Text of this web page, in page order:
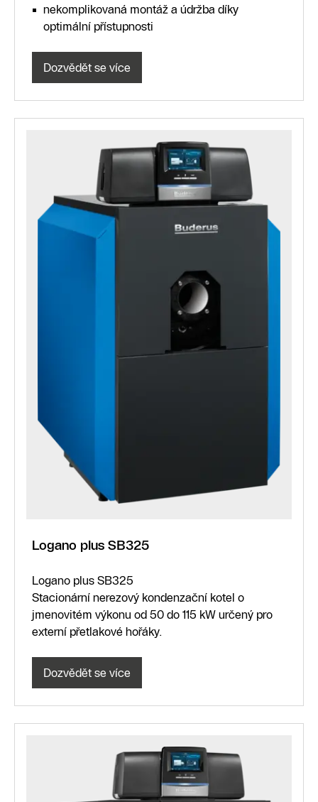
nekomplikovaná montáž a údržba díky
optimální přístupnosti
Dozvědět se více
Logano plus SB325
Logano plus SB325
Stacionární nerezový kondenzační kotel o
jmenovitém výkonu od 50 do 115 kW určený pro
externí přetlakové hořáky.
Dozvědět se více